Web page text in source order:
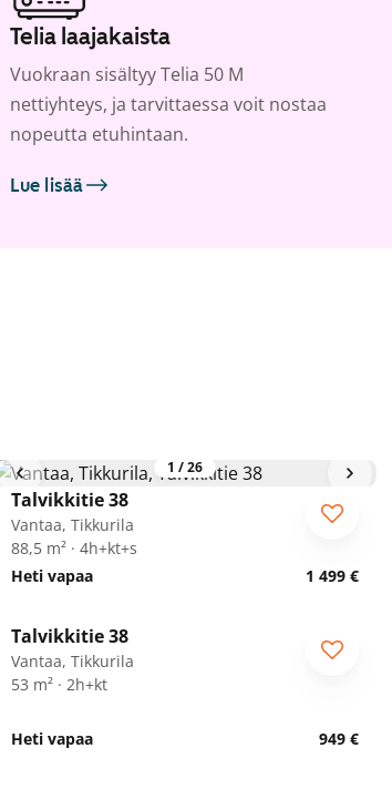
Telia laajakaista
Vuokraan sisältyy Telia 50 M
nettiyhteys, ja tarvittaessa voit nostaa
nopeutta etuhintaan.
Lue lisää
1 /26
Talvikkitie 38
Vantaa, Tikkurila
88,5 m² · 4h+kt+s
Heti vapaa
1 499 €
Talvikkitie 38
Vantaa, Tikkurila
53 m² · 2h+kt
Heti vapaa 949 €